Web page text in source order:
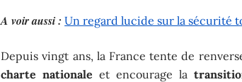
A voir aussi : Un regard lucide sur la sécurité
Depuis vingt ans, la France tente de
charte nationale et encourage la